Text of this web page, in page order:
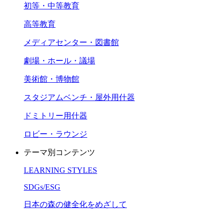
初等・中等教育
高等教育
メディアセンター・図書館
劇場・ホール・議場
美術館・博物館
スタジアムベンチ・屋外用什器
ドミトリー用什器
ロビー・ラウンジ
テーマ別コンテンツ
LEARNING STYLES
SDGs/ESG
日本の森の健全化をめざして